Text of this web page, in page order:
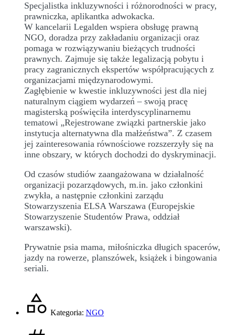
Specjalistka inkluzywności i różnorodności w pracy,
prawniczka, aplikantka adwokacka.
W kancelarii Legalden wspiera obsługę prawną
NGO, doradza przy zakładaniu organizacji oraz
pomaga w rozwiązywaniu bieżących trudności
prawnych. Zajmuje się także legalizacją pobytu i
pracy zagranicznych ekspertów współpracujących z
organizacjami międzynarodowymi.
Zagłębienie w kwestie inkluzywności jest dla niej
naturalnym ciągiem wydarzeń – swoją pracę
magisterską poświęciła interdyscyplinarnemu
tematowi „Rejestrowane związki partnerskie jako
instytucja alternatywna dla małżeństwa”. Z czasem
jej zainteresowania równościowe rozszerzyły się na
inne obszary, w których dochodzi do dyskryminacji.
Od czasów studiów zaangażowana w działalność
organizacji pozarządowych, m.in. jako członkini
zwykła, a następnie członkini zarządu
Stowarzyszenia ELSA Warszawa (Europejskie
Stowarzyszenie Studentów Prawa, oddział
warszawski).
Prywatnie psia mama, miłośniczka długich spacerów,
jazdy na rowerze, planszówek, książek i bingowania
seriali.
Kategoria: NGO